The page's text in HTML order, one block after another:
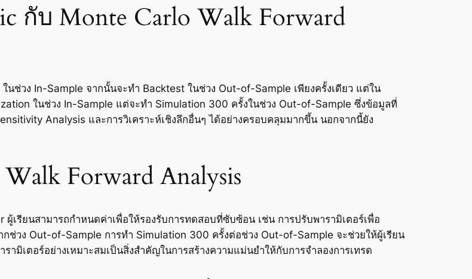
กับ Monte Carlo Walk Forward
ช่วง In-Sample จากนั้นจะทำ Backtest ในช่วง Out-of-Sample เพียงครั้งเดียว แต่ใน
ในช่วง In-Sample แต่จะทำ Simulation 300 ครั้งในช่วง Out-of-Sample ซึ่งข้อมูลที่
Analysis และการวิเคราะห์เชิงลึกอื่นๆ ได้อย่างครอบคลุมมากขึ้น นอกจากนี้ยัง
Forward Analysis
เรียนสามารถกำหนดค่าเพื่อให้รองรับการทดสอบที่ซับซ้อน เช่น การปรับพารามิเตอร์เพื่อ
ช่วง Out-of-Sample การทำ Simulation 300 ครั้งต่อช่วง Out-of-Sample จะช่วยให้ผู้เรียน
ามิเตอร์อย่างเหมาะสมเป็นสิ่งสำคัญในการสร้างความแม่นยำให้กับการจำลองการเทรด